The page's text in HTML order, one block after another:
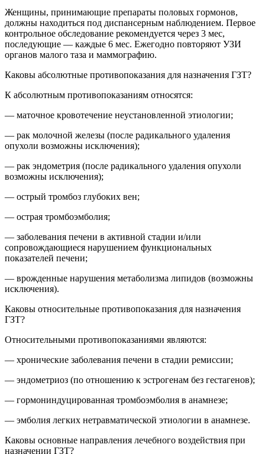
Женщины, принимающие препараты половых гормонов,
должны находиться под диспансерным наблюдением. Первое
контрольное обследование рекомендуется через 3 мес,
последующие — каждые 6 мес. Ежегодно повторяют УЗИ
органов малого таза и маммографию.
Каковы абсолютные противопоказания для назначения ГЗТ?
К абсолютным противопоказаниям относятся:
— маточное кровотечение неустановленной этиологии;
— рак молочной железы (после радикального удаления
опухоли возможны исключения);
— рак эндометрия (после радикального удаления опухоли
возможны исключения);
— острый тромбоз глубоких вен;
— острая тромбоэмболия;
— заболевания печени в активной стадии и/или
сопровождающиеся нарушением функциональных
показателей печени;
— врожденные нарушения метаболизма липидов (возможны
исключения).
Каковы относительные противопоказания для назначения
ГЗТ?
Относительными противопоказаниями являются:
— хронические заболевания печени в стадии ремиссии;
— эндометриоз (по отношению к эстрогенам без гестагенов);
— гормониндуцированная тромбоэмболия в анамнезе;
— эмболия легких нетравматической этиологии в анамнезе.
Каковы основные направления лечебного воздействия при
назначении ГЗТ?